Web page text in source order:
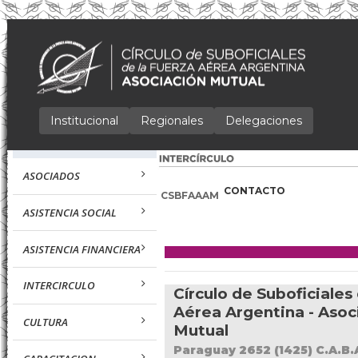
Institucional Regionales Delegaciones
ASOCIADOS
ASISTENCIA SOCIAL
ASISTENCIA FINANCIERA
INTERCIRCULO
CULTURA
CSBFAAAM CONTACTO
Círculo de Suboficiales
Aérea Argentina -
Mutual
Paraguay 2652 (1425)